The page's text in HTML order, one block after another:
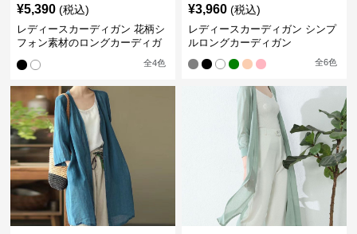
¥5,390 (税込)
レディースカーディガン 花柄シ
フォン素材のロングカーディガ
全4色
¥3,960 (税込)
レディースカーディガン シンプ
ルロングカーディガン
全6色